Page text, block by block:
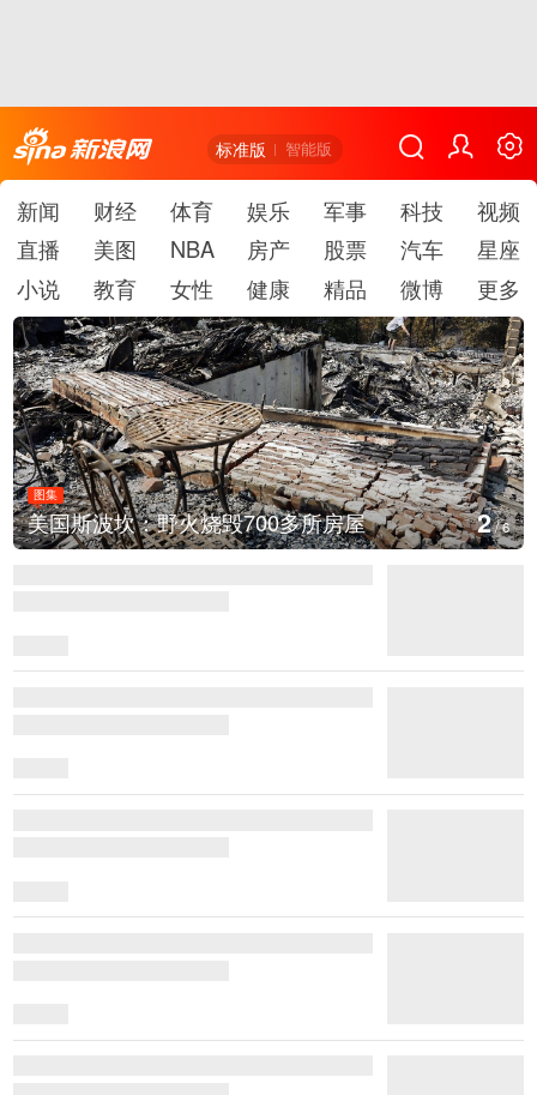
标准版 智能版
新闻 财经 体育 娱乐 军事 科技
视频
直播
美图 NBA 房产 股票 汽车
星座
小说
教育 女性 健康 精品 微博 更多
多所房屋
图集
叙利亚：大马士革发生
3/6